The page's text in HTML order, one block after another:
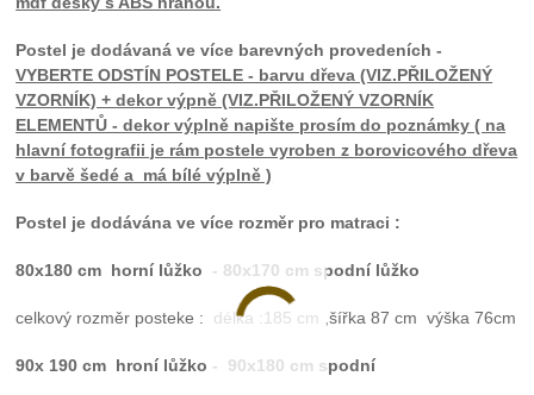
Postel je dodávaná ve více barevných provedeních -
VYBERTE ODSTÍN POSTELE - barvu dřeva (VIZ.PŘILOŽENÝ
VZORNÍK) + dekor výpně (VIZ.PŘILOŽENÝ VZORNÍK
ELEMENTŮ - dekor výplně napište prosím do poznámky ( na
hlavní fotografii je rám postele vyroben z borovicového dřeva
v barvě šedé a má bílé výplně )
Postel je dodávána ve více rozměr pro matraci :
80x180 cm horní lůžko - 80x170 cm spodní lůžko
celkový rozměr posteke : délka :185 cm ,šířka 87 cm výška 76cm
90x 190 cm hroní lůžko - 90x180 cm spodní